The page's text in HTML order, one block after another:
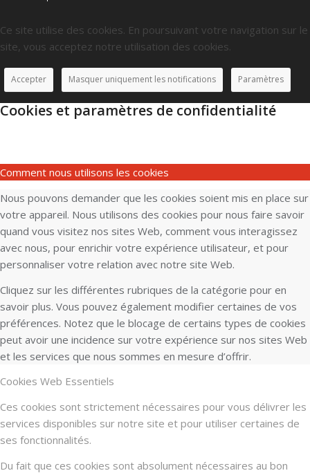
Ce site utilise des cookies. En poursuivant votre navigation sur le
site, vous acceptez notre utilisation des cookies.
Accepter Masquer uniquement les notifications Paramètres
Cookies et paramètres de confidentialité
Comment nous utilisons les cookies
Nous pouvons demander que les cookies soient mis en place sur
votre appareil. Nous utilisons des cookies pour nous faire savoir
quand vous visitez nos sites Web, comment vous interagissez
avec nous, pour enrichir votre expérience utilisateur, et pour
personnaliser votre relation avec notre site Web.
Cliquez sur les différentes rubriques de la catégorie pour en
savoir plus. Vous pouvez également modifier certaines de vos
préférences. Notez que le blocage de certains types de cookies
peut avoir une incidence sur votre expérience sur nos sites Web
et les services que nous sommes en mesure d’offrir.
Cookies Web Essentiels
Ces cookies sont strictement nécessaires pour vous délivrer les
services disponibles sur notre site et pour utiliser certaines de
ses fonctionnalités.
Du fait que ces cookies sont absolument nécessaires au bon